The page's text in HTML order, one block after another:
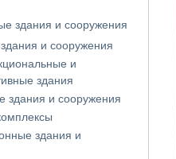
здания и сооружения
и сооружения
и
здания
здания и сооружения
здания и